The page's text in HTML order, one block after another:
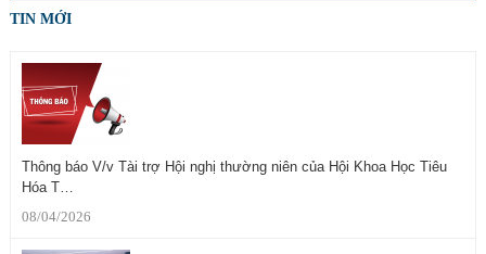
TIN MỚI
Thông báo V/v Tài trợ Hội nghị thường niên của Hội Khoa Học Tiêu
Hóa T…
08/04/2026